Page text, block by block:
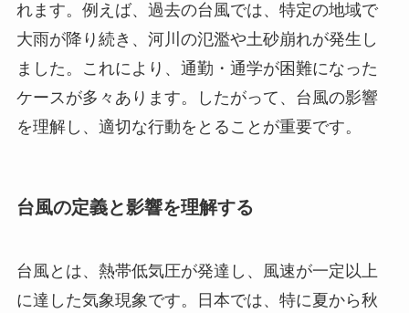
れます。例えば、過去の台風では、特定の地域で
大雨が降り続き、河川の氾濫や土砂崩れが発生し
ました。これにより、通勤・通学が困難になった
ケースが多々あります。したがって、台風の影響
を理解し、適切な行動をとることが重要です。
台風の定義と影響を理解する
台風とは、熱帯低気圧が発達し、風速が一定以上
に達した気象現象です。日本では、特に夏から秋